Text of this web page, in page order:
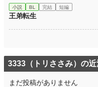
小説 BL 完結 短編
王弟転生
3333（トリささみ）の
まだ投稿がありません